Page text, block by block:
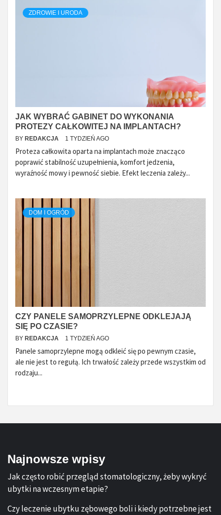
ZDROWIE I URODA
JAK WYBRAĆ GABINET DO WYKONANIA
PROTEZY CAŁKOWITEJ NA IMPLANTACH?
BY REDAKCJA 1 TYDZIEŃ AGO
Proteza całkowita oparta na implantach może znacząco
poprawić stabilność uzupełnienia, komfort jedzenia,
wyraźność mowy i pewność siebie. Efekt leczenia zależy...
DOM I OGRÓD
CZY PANELE SAMOPRZYLEPNE ODKLEJAJĄ
SIĘ PO CZASIE?
BY REDAKCJA 1 TYDZIEŃ AGO
Panele samoprzylepne mogą odkleić się po pewnym czasie,
ale nie jest to regułą. Ich trwałość zależy przede wszystkim od
rodzaju...
Najnowsze wpisy
Jak często robić przegląd stomatologiczny, żeby wykryć
ubytki na wczesnym etapie?
Czy leczenie ubytku zębowego boli i kiedy potrzebne jest